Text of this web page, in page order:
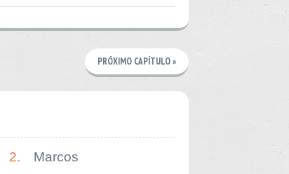
PRÓXIMO CAPÍTULO »
2.
Marcos